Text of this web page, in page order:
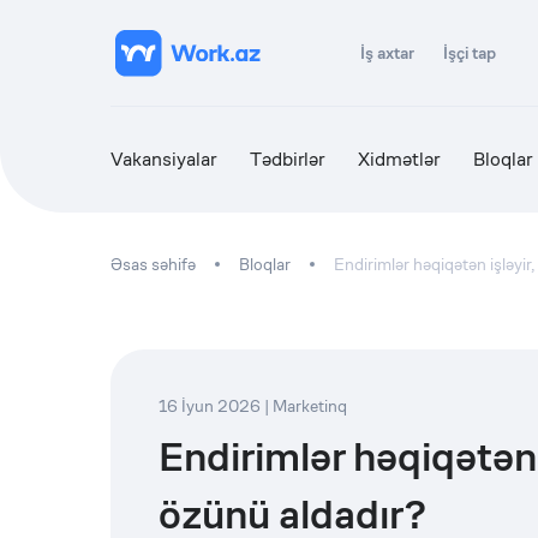
İş axtar İşçi tap
Vakansiyalar Tədbirlər Xidmətlər Bloqlar
Əsas səhifə Bloqlar Endirimlər həqiqətən
16 İyun 2026 | Marketinq
Endirimlər
özünü aldadır?